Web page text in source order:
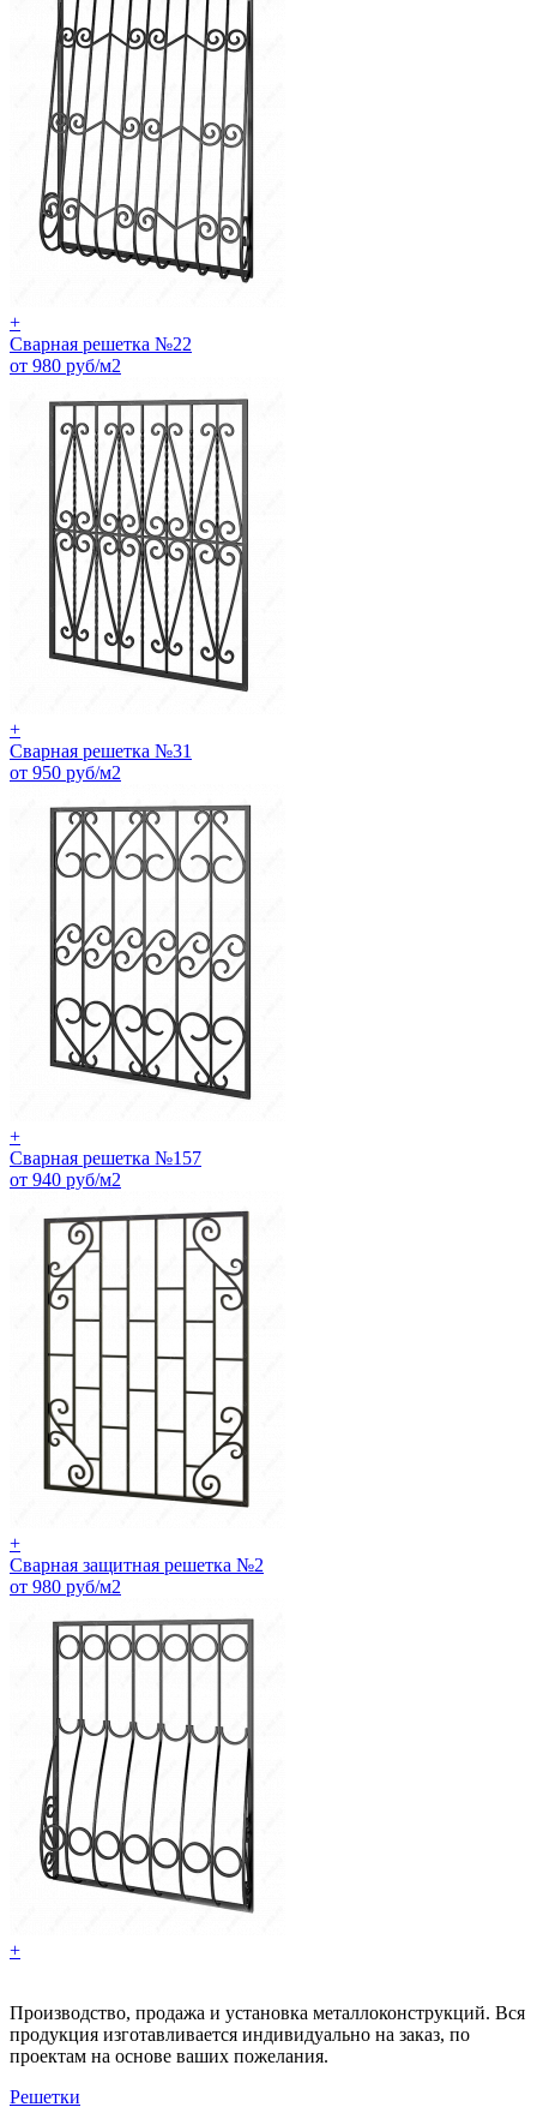
+
Сварная решетка №22
от 980 руб/м2
+
Сварная решетка №31
от 950 руб/м2
+
Сварная решетка №157
от 940 руб/м2
+
Сварная защитная решетка №2
от 980 руб/м2
+
Производство, продажа и установка металлоконструкций. Вся
продукция изготавливается индивидуально на заказ, по
проектам на основе ваших пожелания.
Решетки